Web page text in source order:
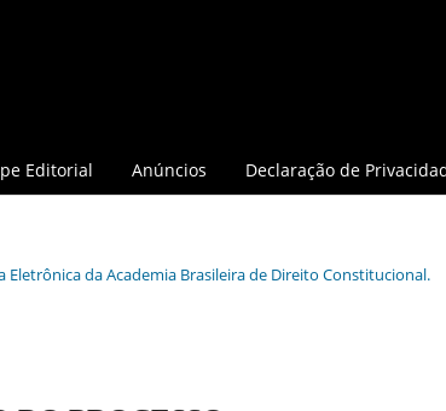
Editorial Anúncios Declaração de
da Academia Brasileira de Direito Constitucional.